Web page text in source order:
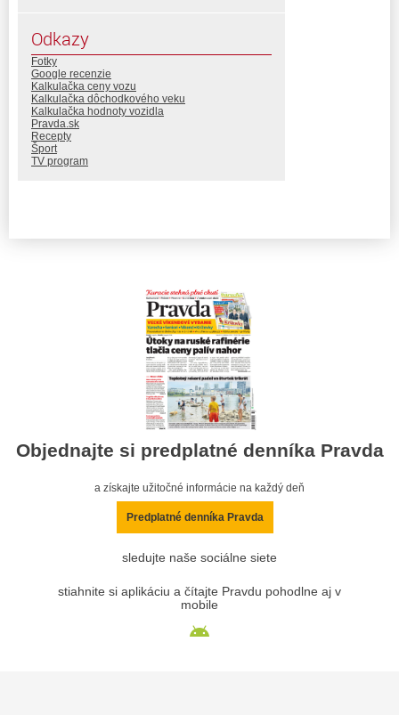
Odkazy
Fotky
Google recenzie
Kalkulačka ceny vozu
Kalkulačka dôchodkového veku
Kalkulačka hodnoty vozidla
Pravda.sk
Recepty
Šport
TV program
Objednajte si predplatné denníka Pravda
a získajte užitočné informácie na každý deň
Predplatné denníka Pravda
sledujte naše sociálne siete
stiahnite si aplikáciu a čítajte Pravdu pohodlne aj v
mobile